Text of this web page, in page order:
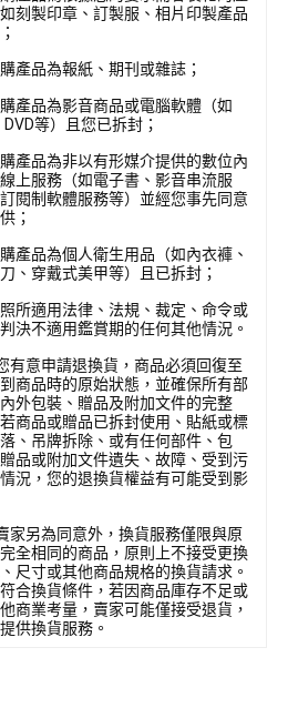
刻製印章、訂製服、相片印製產品
購產品為報紙、期刊或雜誌；
購產品為影音商品或電腦軟體（如
DVD等）且您已拆封；
購產品為非以有形媒介提供的數位內
上服務（如電子書、影音串流服
閱制軟體服務等）並經您事先同意
；
購產品為個人衛生用品（如內衣褲、
、穿戴式美甲等）且已拆封；
照所適用法律、法規、裁定、命令或
決不適用鑑賞期的任何其他情況。
有意申請退換貨，商品必須回復至
商品時的原始狀態，並確保所有部
外包裝、贈品及附加文件的完整
商品或贈品已拆封使用、貼紙或標
、吊牌拆除、或有任何部件、包
品或附加文件遺失、故障、受到污
況，您的退換貨權益有可能受到影
家另為同意外，換貨服務僅限與原
全相同的商品，原則上不接受更換
尺寸或其他商品規格的換貨請求。
合換貨條件，若因商品庫存不足或
商業考量，賣家可能僅接受退貨，
供換貨服務。